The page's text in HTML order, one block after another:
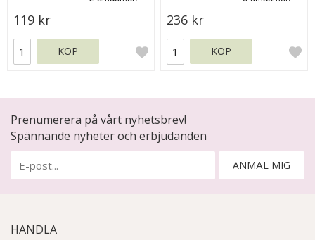
119 kr
KÖP
236 kr
KÖP
Prenumerera på vårt nyhetsbrev!
Spännande nyheter och erbjudanden
ANMÄL MIG
HANDLA